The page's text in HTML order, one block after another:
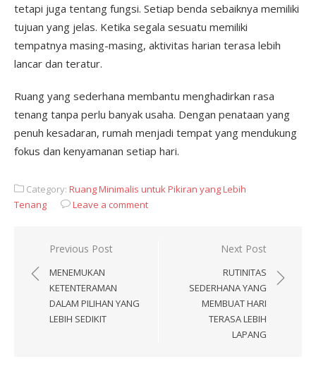
tetapi juga tentang fungsi. Setiap benda sebaiknya memiliki
tujuan yang jelas. Ketika segala sesuatu memiliki
tempatnya masing-masing, aktivitas harian terasa lebih
lancar dan teratur.
Ruang yang sederhana membantu menghadirkan rasa
tenang tanpa perlu banyak usaha. Dengan penataan yang
penuh kesadaran, rumah menjadi tempat yang mendukung
fokus dan kenyamanan setiap hari.
Category: Ruang Minimalis untuk Pikiran yang Lebih
Tenang
Leave a comment
Navigasi
pos
Previous Post
MENEMUKAN
KETENTERAMAN
DALAM PILIHAN YANG
LEBIH SEDIKIT
Next Post
RUTINITAS
SEDERHANA YANG
MEMBUAT HARI
TERASA LEBIH
LAPANG